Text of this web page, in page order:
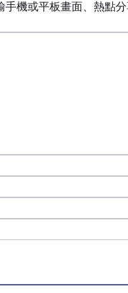
機或平板畫面、熱點